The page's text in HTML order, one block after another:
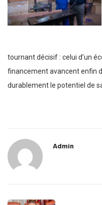
tournant décisif : celui d’un
financement avancent enfin
durablement le potentiel de
Admin